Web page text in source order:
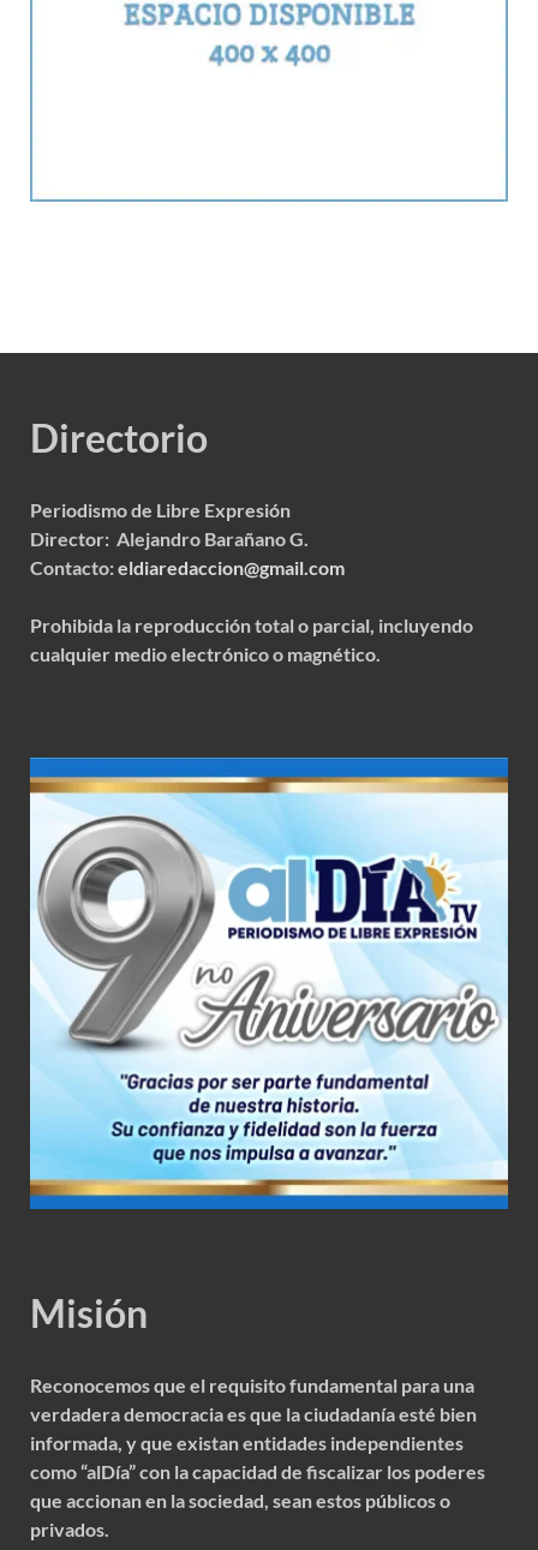
Directorio
Periodismo de Libre Expresión
Director: Alejandro Barañano G.
Contacto:eldiaredaccion@gmail.com
Prohibida la reproducción total o parcial, incluyendo
cualquier medio electrónico o magnético.
Misión
Reconocemos que el requisito fundamental para una
verdadera democracia es que la ciudadanía esté bien
informada, y que existan entidades independientes
como “alDía” con la capacidad de fiscalizar los poderes
que accionan en la sociedad, sean estos públicos o
privados.